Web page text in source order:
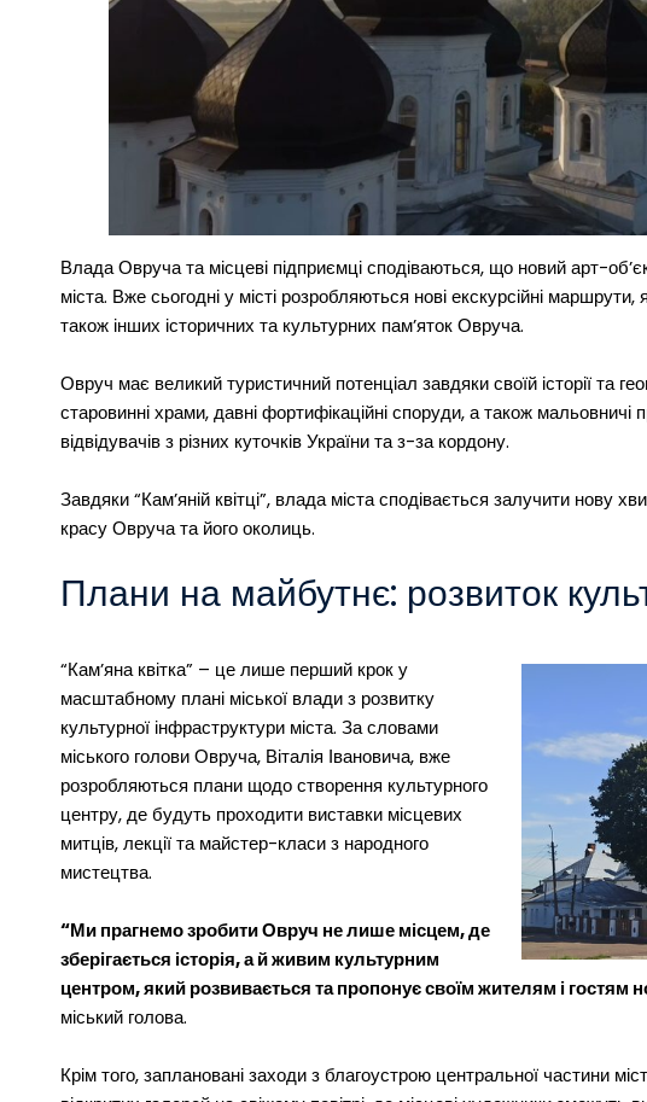
Влада Овруча та місцеві підприємці сподіваються, що новий арт-
міста. Вже сьогодні у місті розробляються нові екскурсійні маршрути,
також інших історичних та культурних пам’яток Овруча.
Овруч має великий туристичний потенціал завдяки своїй історії та
старовинні храми, давні фортифікаційні споруди, а також
відвідувачів з різних куточків України та з-за кордону.
Завдяки “Кам’яній квітці”, влада міста сподівається залучити нову
красу Овруча та його околиць.
Плани на майбутнє: розвиток
“Кам’яна квітка” – це лише перший крок у
масштабному плані міської влади з розвитку
культурної інфраструктури міста. За словами
міського голови Овруча, Віталія Івановича, вже
розробляються плани щодо створення культурного
центру, де будуть проходити виставки місцевих
митців, лекції та майстер-класи з народного
мистецтва.
“Ми прагнемо зробити Овруч не лише місцем, де
зберігається історія, а й живим культурним
центром, який розвивається та пропонує своїм жителям і гостям
міський голова.
Крім того, заплановані заходи з благоустрою центральної частини